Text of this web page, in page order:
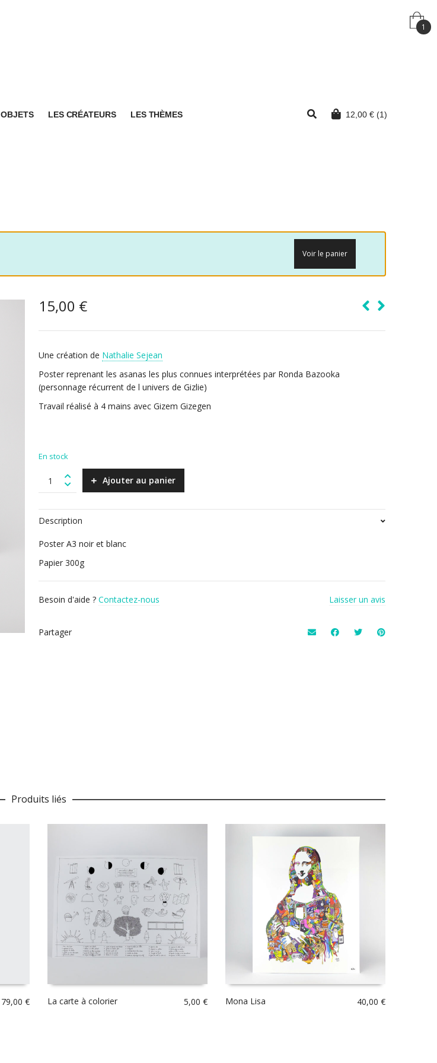
OBJETS LES CRÉATEURS LES THÈMES 12,00 € (1)
Voir le panier
15,00 €
Une création de Nathalie Sejean
Poster reprenant les asanas les plus connues interprétées par Ronda Bazooka
(personnage récurrent de l univers de Gizlie)
Travail réalisé à 4 mains avec Gizem Gizegen
En stock
héros
quantity
Ajouter au panier
Description
Poster A3 noir et blanc
Papier 300g
Besoin d'aide ? Contactez-nous Laisser un avis
Partager
Produits liés
79,00 € La carte à colorier 5,00 € Mona Lisa 40,00 €
1